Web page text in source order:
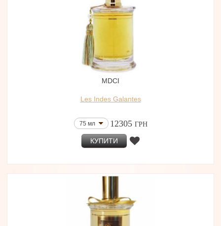
MDCI
Les Indes Galantes
75 мл 12305 ГРН
КУПИТИ